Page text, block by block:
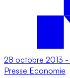
28 octobre 2013 -
Presse Economie